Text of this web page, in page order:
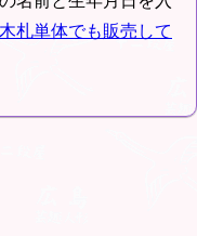
札単体でも販売して